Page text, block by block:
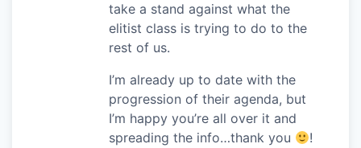
take a stand against what the
elitist class is trying to do to the
rest of us.
I’m already up to date with the
progression of their agenda, but
I’m happy you’re all over it and
spreading the info…thank you
!